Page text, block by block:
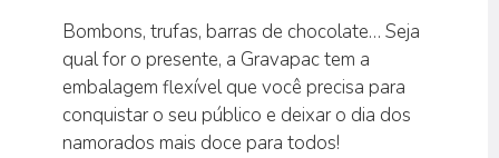
Bombons, trufas, barras de chocolate… Seja
qual for o presente, a Gravapac tem a
embalagem flexível que você precisa para
conquistar o seu público e deixar o dia dos
namorados mais doce para todos!